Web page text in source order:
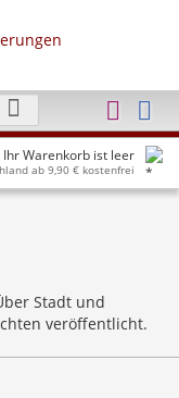
Ihr Warenkorb ist leer
ab 9,90 € kostenfrei
Stadt und
veröffentlicht.